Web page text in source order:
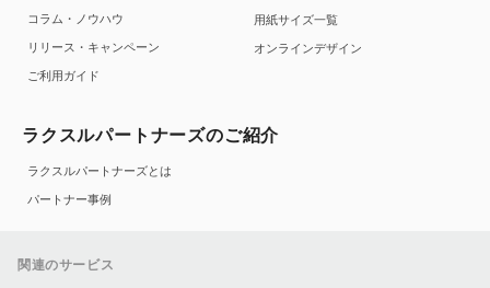
コラム・ノウハウ
リリース・キャンペーン
ご利用ガイド
用紙サイズ一覧
オンラインデザイン
ラクスルパートナーズのご紹介
ラクスルパートナーズとは
パートナー事例
関連のサービス